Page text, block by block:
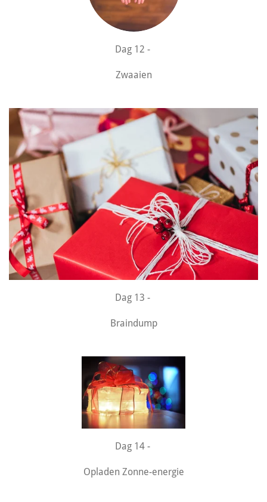
Dag 12 -
Zwaaien
Dag 13 -
Braindump
Dag 14 -
Opladen Zonne-energie